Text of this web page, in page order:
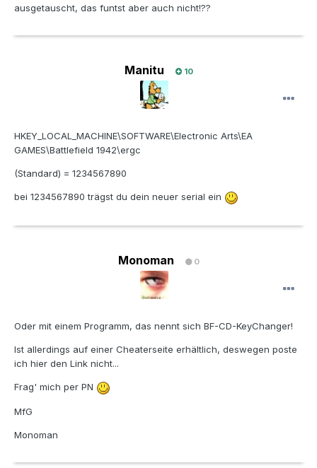
ausgetauscht, das funtst aber auch nicht!??
Manitu 10
HKEY_LOCAL_MACHINE\SOFTWARE\Electronic Arts\EA
GAMES\Battlefield 1942\ergc
(Standard) = 1234567890
bei 1234567890 trägst du dein neuer serial ein
Monoman 0
Oder mit einem Programm, das nennt sich BF-CD-KeyChanger!
Ist allerdings auf einer Cheaterseite erhältlich, deswegen poste
ich hier den Link nicht...
Frag' mich per PN
MfG
Monoman